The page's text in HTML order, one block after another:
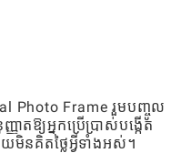
Photo Frame រួមបញ្ចូល
តឱ្យអ្នកប្រើប្រាស់បង្កើត
នគិតថ្លៃអ្វីទាំងអស់។